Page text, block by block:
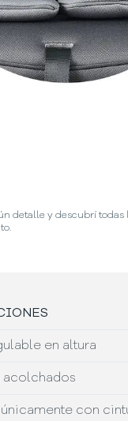
detalle y descubrí todas
en altura
acolchados
con